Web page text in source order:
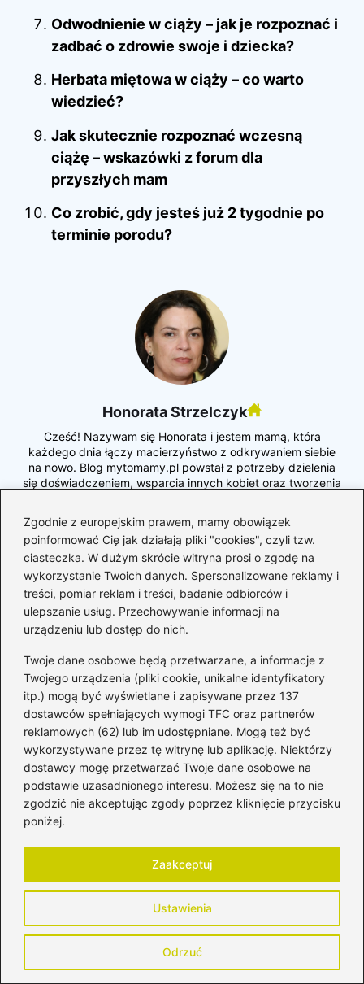
Zgodnie z europejskim prawem, mamy obowiązek
poinformować Cię jak działają pliki "cookies", czyli tzw.
ciasteczka. W dużym skrócie witryna prosi o zgodę na
wykorzystanie Twoich danych. Spersonalizowane reklamy i
treści, pomiar reklam i treści, badanie odbiorców i
ulepszanie usług. Przechowywanie informacji na
urządzeniu lub dostęp do nich.
Twoje dane osobowe będą przetwarzane, a informacje z
Twojego urządzenia (pliki cookie, unikalne identyfikatory
itp.) mogą być wyświetlane i zapisywane przez 137
dostawców spełniających wymogi TFC oraz partnerów
reklamowych (62) lub im udostępniane. Mogą też być
wykorzystywane przez tę witrynę lub aplikację. Niektórzy
dostawcy mogę przetwarzać Twoje dane osobowe na
podstawie uzasadnionego interesu. Możesz się na to nie
zgodzić nie akceptując zgody poprzez kliknięcie przycisku
poniżej.
Ustawienia
Odrzuć
Zaakceptuj
Odwodnienie w ciąży – jak je rozpoznać i
zadbać o zdrowie swoje i dziecka?
Herbata miętowa w ciąży – co warto
wiedzieć?
Jak skutecznie rozpoznać wczesną
ciążę – wskazówki z forum dla
przyszłych mam
Co zrobić, gdy jesteś już 2 tygodnie po
terminie porodu?
Honorata Strzelczyk
Cześć! Nazywam się Honorata i jestem mamą, która
każdego dnia łączy macierzyństwo z odkrywaniem siebie
na nowo. Blog mytomamy.pl powstał z potrzeby dzielenia
się doświadczeniem, wsparcia innych kobiet oraz tworzenia
ciąży, porodzie, połogu, wychowaniu dzieci, relacjach w
rodzinie, edukacji, rozwoju osobistym i kobiecym stylu
życia. Poruszam tematy, które są mi bliskie – od
codziennych dylematów rodzica, przez zdrowie i emocje,
aż po inspiracje, które pomagają żyć bardziej świadomie i
uważnie.
Jestem mamą, partnerką, kobietą, która uczy się
Wierzę, że każda z nas potrzebuje wspólnoty, rozmowy i
akceptacji – dlatego stworzyłam miejsce, w którym możemy
się wspierać, wymieniać doświadczeniami i razem dorastać
do swojej najlepszej wersji. Zapraszam Cię do mojego
świata – pełnego miłości, autentyczności, refleksji i małych,
wielkich codziennych chwil. Jestem tu, by inspirować,
pomagać, dodawać odwagi i przypominać, że w tym
wszystkim… naprawdę nie jesteśmy same.
←
Co robić, gdy przy karmieniu piersi są twarde?
Skuteczne sposoby na złagodzenie zgagi w ciąży –
co warto wiedzieć?